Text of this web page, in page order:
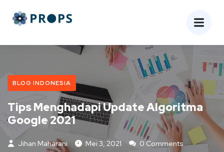
BLOG INDONESIA
Tips Menghadapi Update Algoritma
Google 2021
Jihan Maharani Mei 3, 2021
0 Comments